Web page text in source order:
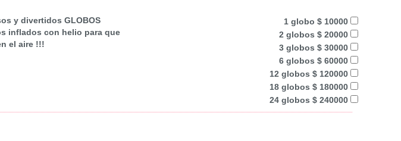
y divertidos GLOBOS
inflados con helio para que
el aire !!!
1 globo $ 10000
2 globos $ 20000
3 globos $ 30000
6 globos $ 60000
12 globos $ 120000
18 globos $ 180000
24 globos $ 240000